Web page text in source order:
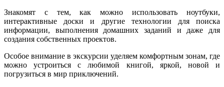
Знакомят с тем, как можно использовать ноутбуки,
интерактивные доски и другие технологии для поиска
информации, выполнения домашних заданий и даже для
создания собственных проектов.
Особое внимание в экскурсии уделяем комфортным зонам, где
можно устроиться с любимой книгой, яркой, новой и
погрузиться в мир приключений.